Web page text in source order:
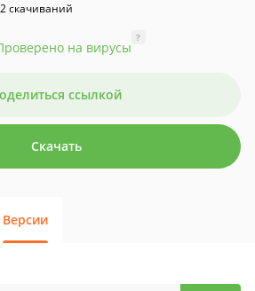
скачиваний
на вирусы
?
ссылкой
Скачать
Версии